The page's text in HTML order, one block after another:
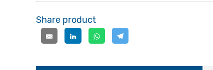
Share product